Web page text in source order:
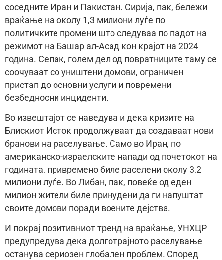
соседните Иран и Пакистан. Сирија, пак, бележи
враќање на околу 1,3 милиони луѓе по
политичките промени што следуваа по падот на
режимот на Башар ал-Асад кон крајот на 2024
година. Сепак, голем дел од повратниците таму се
соочуваат со уништени домови, ограничен
пристап до основни услуги и повремени
безбедносни инциденти.
Во извештајот се наведува и дека кризите на
Блискиот Исток продолжуваат да создаваат нови
бранови на раселување. Само во Иран, по
американско-израелските напади од почетокот на
годината, привремено биле раселени околу 3,2
милиони луѓе. Во Либан, пак, повеќе од еден
милион жители биле принудени да ги напуштат
своите домови поради воените дејства.
И покрај позитивниот тренд на враќање, УНХЦР
предупредува дека долготрајното раселување
останува сериозен глобален проблем. Според